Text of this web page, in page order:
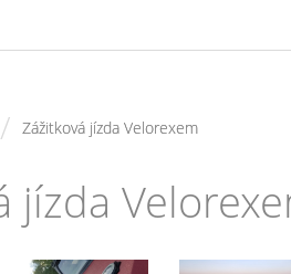
/ Zážitková jízda Velorexem
jízda